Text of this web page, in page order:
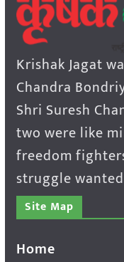
Krishak Jagat
Chandra
Shri Suresh
two were like
freedom
struggle
Site Map
Home